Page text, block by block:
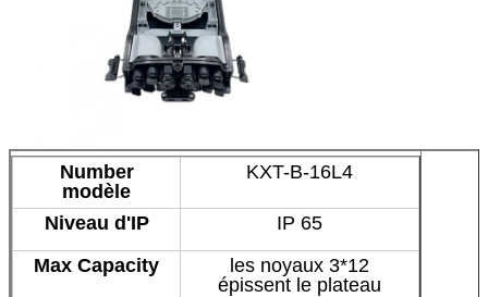
Number
modèle
KXT-B-16L4
Niveau d'IP
IP 65
Max Capacity
les noyaux 3*12
épissent le plateau